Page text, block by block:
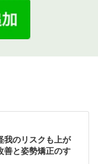
我のリスクも上が
善と姿勢矯正のす